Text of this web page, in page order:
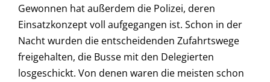
Gewonnen hat außerdem die Polizei, deren
Einsatzkonzept voll aufgegangen ist. Schon in der
Nacht wurden die entscheidenden Zufahrtswege
freigehalten, die Busse mit den Delegierten
losgeschickt. Von denen waren die meisten schon